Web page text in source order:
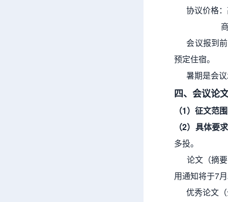
协议价格：
商务大床
会议报到前
预定住宿。
暑期是会议
四、会议论
（1）征文范
（2）具体要
多投。
论文（摘要
用通知将于7
优秀论文（